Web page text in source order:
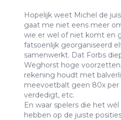
Hopelijk weet Michel de
gaat me niet eens meer
wie er wel of niet komt en
fatsoenlijk georganiseerd
samenwerkt. Dat Forbs
Weghorst hoge
rekening houdt met
meevoetbalt geen 80x per
verdedigt, etc.
En waar spelers die het
hebben op de juiste